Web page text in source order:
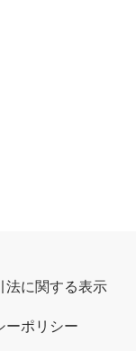
法に関する表示
ーポリシー